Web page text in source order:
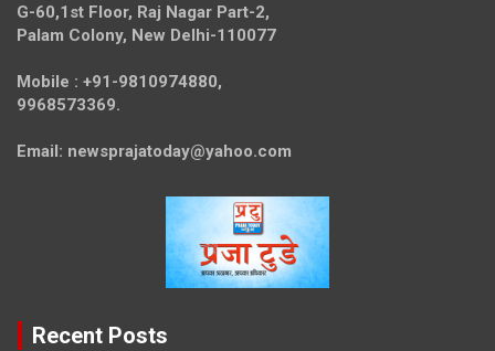
G-60,1st Floor, Raj Nagar Part-2,
Palam Colony, New Delhi-110077
Mobile : +91-9810974880,
9968573369.
Email: newsprajatoday@yahoo.com
Recent Posts